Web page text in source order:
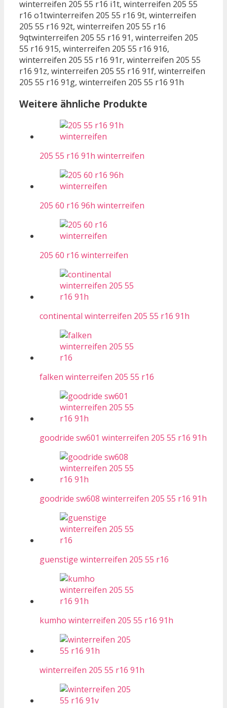
winterreifen 205 55 r16 i1t, winterreifen 205 55
r16 o1twinterreifen 205 55 r16 9t, winterreifen
205 55 r16 92t, winterreifen 205 55 r16
9qtwinterreifen 205 55 r16 91, winterreifen 205
55 r16 915, winterreifen 205 55 r16 916,
winterreifen 205 55 r16 91r, winterreifen 205 55
r16 91z, winterreifen 205 55 r16 91f, winterreifen
205 55 r16 91g, winterreifen 205 55 r16 91h
Weitere ähnliche Produkte
205 55 r16 91h winterreifen
205 60 r16 96h winterreifen
205 60 r16 winterreifen
continental winterreifen 205 55 r16 91h
falken winterreifen 205 55 r16
goodride sw601 winterreifen 205 55 r16 91h
goodride sw608 winterreifen 205 55 r16 91h
guenstige winterreifen 205 55 r16
kumho winterreifen 205 55 r16 91h
winterreifen 205 55 r16 91h